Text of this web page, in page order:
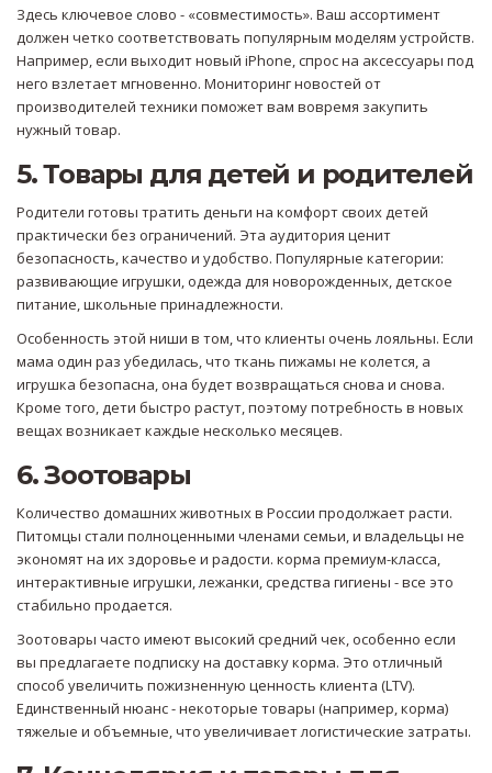
Здесь ключевое слово - «совместимость». Ваш ассортимент
должен четко соответствовать популярным моделям устройств.
Например, если выходит новый iPhone, спрос на аксессуары под
него взлетает мгновенно. Мониторинг новостей от
производителей техники поможет вам вовремя закупить
нужный товар.
5. Товары для детей и родителей
Родители готовы тратить деньги на комфорт своих детей
практически без ограничений. Эта аудитория ценит
безопасность, качество и удобство. Популярные категории:
развивающие игрушки, одежда для новорожденных, детское
питание, школьные принадлежности.
Особенность этой ниши в том, что клиенты очень лояльны. Если
мама один раз убедилась, что ткань пижамы не колется, а
игрушка безопасна, она будет возвращаться снова и снова.
Кроме того, дети быстро растут, поэтому потребность в новых
вещах возникает каждые несколько месяцев.
6. Зоотовары
Количество домашних животных в России продолжает расти.
Питомцы стали полноценными членами семьи, и владельцы не
экономят на их здоровье и радости. корма премиум-класса,
интерактивные игрушки, лежанки, средства гигиены - все это
стабильно продается.
Зоотовары часто имеют высокий средний чек, особенно если
вы предлагаете подписку на доставку корма. Это отличный
способ увеличить пожизненную ценность клиента (LTV).
Единственный нюанс - некоторые товары (например, корма)
тяжелые и объемные, что увеличивает логистические затраты.